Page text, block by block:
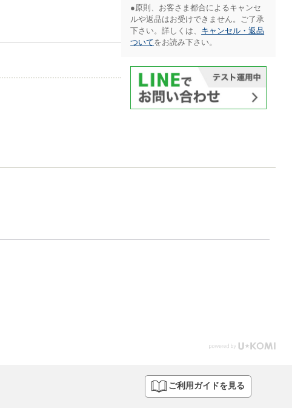
●原則、お客さま都合によるキャンセ
ルや返品はお受けできません。ご了承
下さい。詳しくは、 キャンセル・返品
ついてをお読み下さい。​
ご利用ガイドを見る